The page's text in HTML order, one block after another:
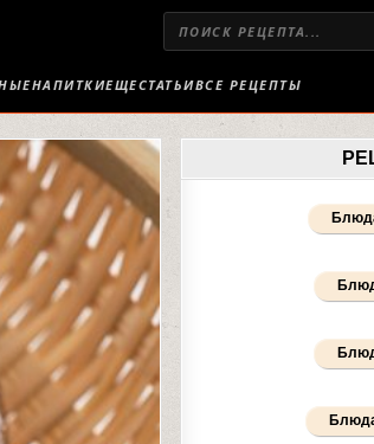
НАПИТКИЕЩЕСТАТЬИВСЕ РЕЦЕПТЫ